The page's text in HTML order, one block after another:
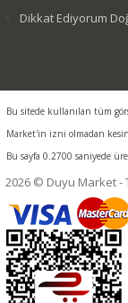
Dikkat Ediyorum
Bu sitede kullanılan tüm
Market'in izni olmadan
Bu sayfa 0.2700 saniyede
2026 © Duyu Market -